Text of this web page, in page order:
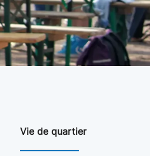
Vie de quartier